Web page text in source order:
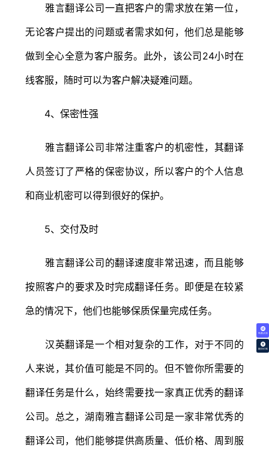
免费试译
翻译价格
雅言翻译公司一直把客户的需求放在第一位，
无论客户提出的问题或者需求如何，他们总是能够
做到全心全意为客户服务。此外，该公司24小时在
线客服，随时可以为客户解决疑难问题。
4、保密性强
雅言翻译公司非常注重客户的机密性，其翻译
人员签订了严格的保密协议，所以客户的个人信息
和商业机密可以得到很好的保护。
5、交付及时
雅言翻译公司的翻译速度非常迅速，而且能够
按照客户的要求及时完成翻译任务。即便是在较紧
急的情况下，他们也能够保质保量完成任务。
汉英翻译是一个相对复杂的工作，对于不同的
人来说，其价值可能是不同的。但不管你所需要的
翻译任务是什么，始终需要找一家真正优秀的翻译
公司。总之，湖南雅言翻译公司是一家非常优秀的
翻译公司，他们能够提供高质量、低价格、周到服